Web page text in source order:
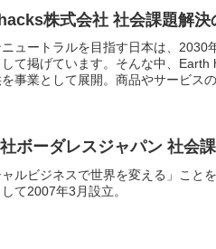
株式会社 社会課題解決
ュートラルを目指す日本は、2030
て掲げています。そんな中、
事業として展開。商品やサービスの
ボーダレスジャパン 社会
ャルビジネスで世界を変える」こと
て2007年3月設立。